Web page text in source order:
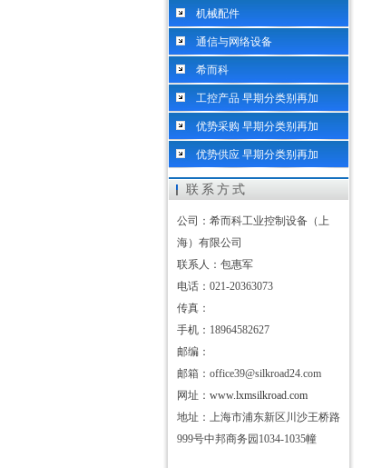
机械配件
通信与网络设备
希而科
工控产品 早期分类别再加
优势采购 早期分类别再加
优势供应 早期分类别再加
联系方式
公司：希而科工业控制设备（上
海）有限公司
联系人：包惠军
电话：021-20363073
传真：
手机：18964582627
邮编：
邮箱：office39@silkroad24.com
网址： www.lxmsilkroad.com
地址：上海市浦东新区川沙王桥路
999号中邦商务园1034-1035幢